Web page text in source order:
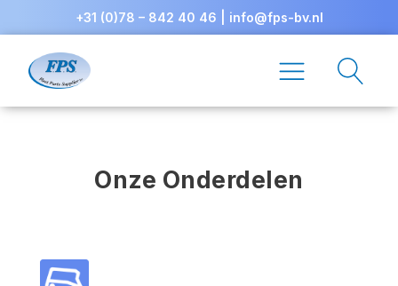
+31 (0)78 – 842 40 46 info@fps-bv.nl
Onze Onderdelen